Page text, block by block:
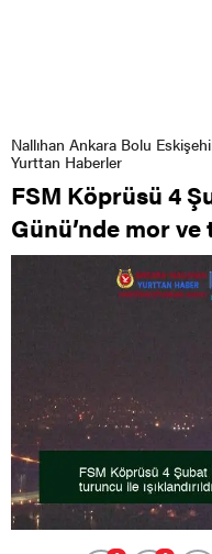
Nallıhan Ankara Bolu
Yurttan Haberler
FSM Köprüsü 4
Günü’nde mor ve